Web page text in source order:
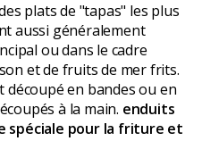
plats de "tapas" les plus
aussi généralement
ou dans le cadre
et de fruits de mer frits.
en bandes ou en
à la main. enduits
spéciale pour la friture et